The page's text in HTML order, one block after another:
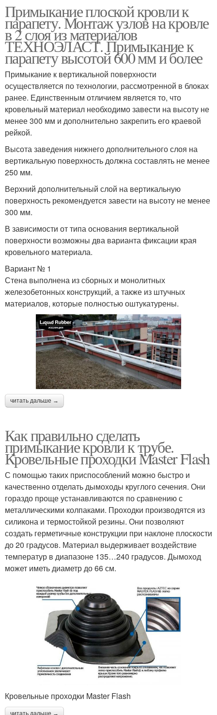
Примыкание плоской кровли к
парапету. Монтаж узлов на кровле
в 2 слоя из материалов
ТЕХНОЭЛАСТ. Примыкание к
парапету высотой 600 мм и более
Примыкание к вертикальной поверхности
осуществляется по технологии, рассмотренной в блоках
ранее. Единственным отличием является то, что
кровельный материал необходимо завести на высоту не
менее 300 мм и дополнительно закрепить его краевой
рейкой.
Высота заведения нижнего дополнительного слоя на
вертикальную поверхность должна составлять не менее
250 мм.
Верхний дополнительный слой на вертикальную
поверхность рекомендуется завести на высоту не менее
300 мм.
В зависимости от типа основания вертикальной
поверхности возможны два варианта фиксации края
кровельного материала.
Вариант № 1
Стена выполнена из сборных и монолитных
железобетонных конструкций, а также из штучных
материалов, которые полностью оштукатурены.
читать дальше →
Как правильно сделать
примыкание кровли к трубе.
Кровельные проходки Master Flash
С помощью таких приспособлений можно быстро и
качественно отделать дымоходы круглого сечения. Они
гораздо проще устанавливаются по сравнению с
металлическими колпаками. Проходки производятся из
силикона и термостойкой резины. Они позволяют
создать герметичные конструкции при наклоне плоскости
до 20 градусов. Материал выдерживает воздействие
температур в диапазоне 135…240 градусов. Дымоход
может иметь диаметр до 66 см.
Кровельные проходки Master Flash
читать дальше →